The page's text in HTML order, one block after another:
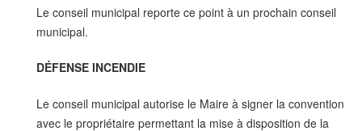
Le conseil municipal reporte ce point à un prochain conseil
municipal.
DÉFENSE INCENDIE
Le conseil municipal autorise le Maire à signer la convention
avec le propriétaire permettant la mise à disposition de la